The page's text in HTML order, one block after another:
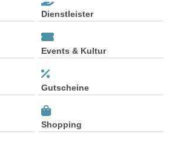
Dienstleister
Events & Kultur
Gutscheine
Shopping